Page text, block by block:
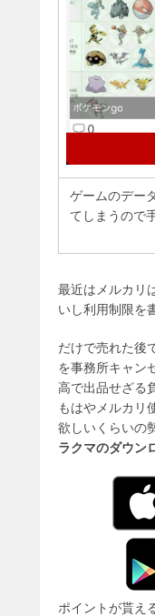
ゲームのデー
てしまうので
最近はメルカリ
いし利用制限を
だけで売れた後
を事務所キャン
高で出品せざる
もはやメルカリ
欲しいくらいの
ラクマのダウン
ポイントが貰え